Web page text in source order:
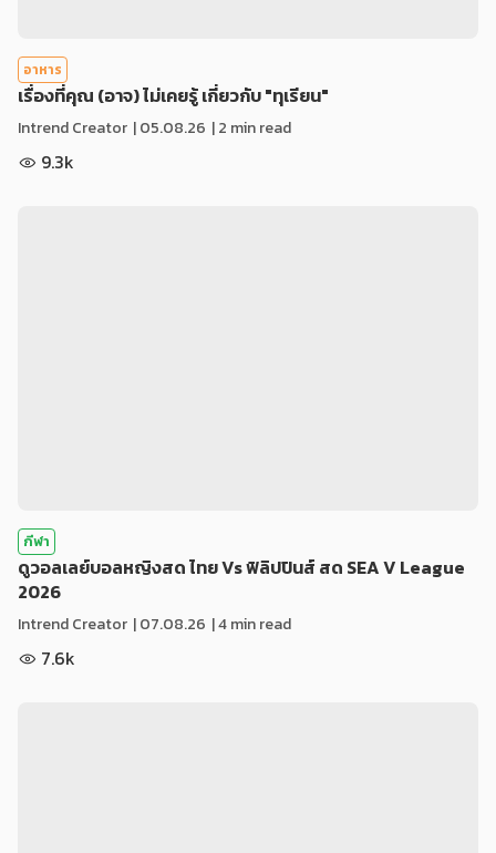
อาหาร
เรื่องที่คุณ (อาจ) ไม่เคยรู้ เกี่ยวกับ "ทุเรียน"
Intrend Creator |05.08.26 | 2 min read
9.3k
กีฬา
ดูวอลเลย์บอลหญิงสด ไทย Vs ฟิลิปปินส์ สด SEA V League
2026
Intrend Creator |07.08.26 | 4 min read
7.6k